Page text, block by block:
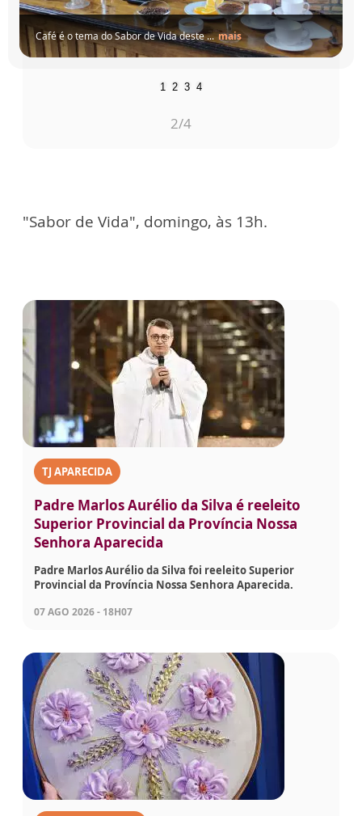
Café é o tema do Sabor de Vida deste ... mais
1 2 3 4
2/4
"Sabor de Vida", domingo, às 13h.
TJ APARECIDA
Padre Marlos Aurélio da Silva é reeleito
Superior Provincial da Província Nossa
Senhora Aparecida
Padre Marlos Aurélio da Silva foi reeleito Superior
Provincial da Província Nossa Senhora Aparecida.
07 AGO 2026 - 18H07